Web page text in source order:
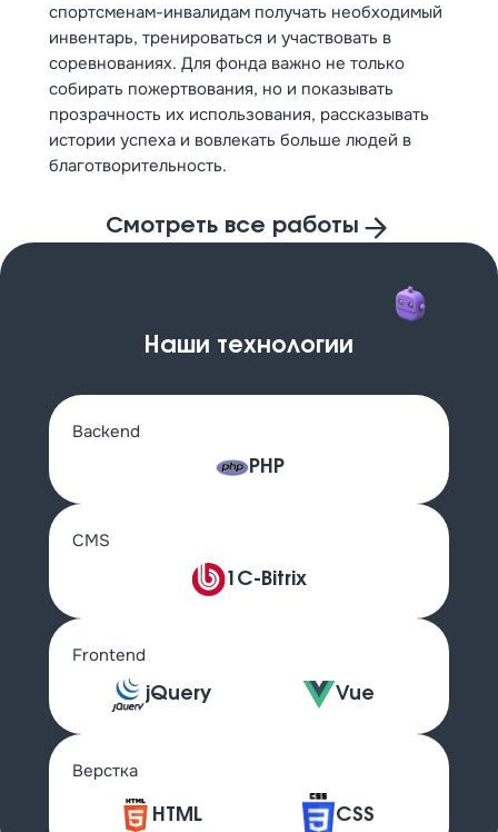
спортсменам-инвалидам получать необходимый
инвентарь, тренироваться и участвовать в
соревнованиях. Для фонда важно не только
собирать пожертвования, но и показывать
прозрачность их использования, рассказывать
истории успеха и вовлекать больше людей в
благотворительность.
Смотреть все работы
Наши технологии
Backend
PHP
CMS
1C-Bitrix
Frontend
jQuery Vue
Верстка
HTML CSS